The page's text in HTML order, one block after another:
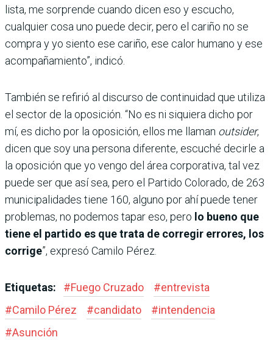
lista, me sorprende cuando dicen eso y escucho,
cualquier cosa uno puede decir, pero el cariño no se
compra y yo siento ese cariño, ese calor humano y ese
acompañamiento”, indicó.
También se refirió al discurso de continuidad que utiliza
el sector de la oposición. “No es ni siquiera dicho por
mí, es dicho por la oposición, ellos me llaman outsider,
dicen que soy una persona diferente, escuché decirle a
la oposición que yo vengo del área corporativa, tal vez
puede ser que así sea, pero el Partido Colorado, de 263
municipalidades tiene 160, alguno por ahí puede tener
problemas, no podemos tapar eso, pero lo bueno que
tiene el partido es que trata de corregir errores, los
corrige”, expresó Camilo Pérez.
Etiquetas: #Fuego Cruzado #entrevista
#Camilo Pérez #candidato #intendencia
#Asunción